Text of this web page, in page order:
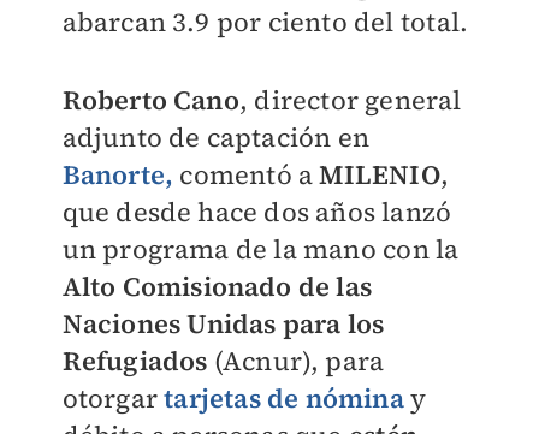
abarcan 3.9 por ciento del total.
Roberto Cano, director general
adjunto de captación en
Banorte, comentó aMILENIO,
que desde hace dos años lanzó
un programa de la mano con la
Alto Comisionado de las
Naciones Unidas para los
Refugiados (Acnur), para
otorgartarjetas de nóminay